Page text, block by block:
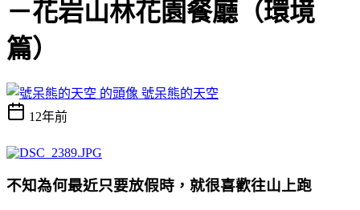
－花岩山林花園餐廳（環境
篇）
號呆熊的天空
12年前
不知為何最近只要放假時，就很喜歡往山上跑